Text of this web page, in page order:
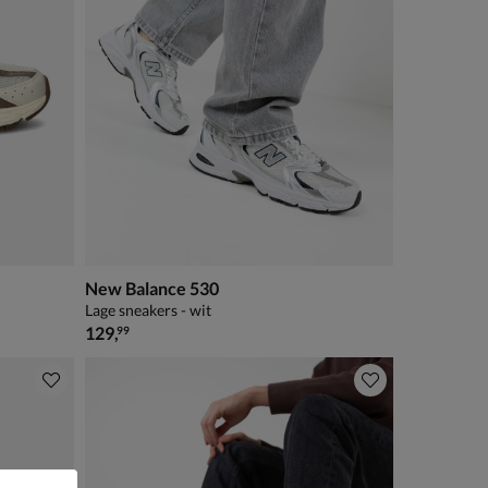
New Balance 530
Lage sneakers - wit
€ 129,99
129,99